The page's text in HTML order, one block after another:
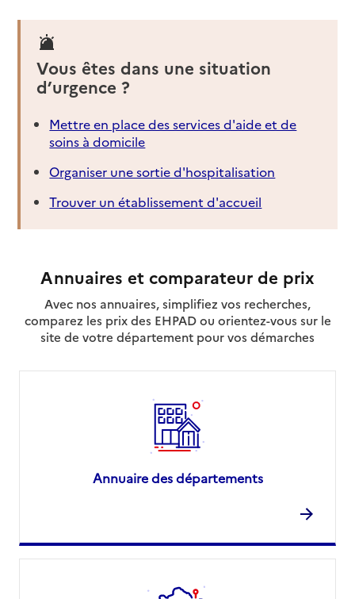
Vous êtes dans une situation
d’urgence ?
Mettre en place des services d'aide et de
soins à domicile
Organiser une sortie d'hospitalisation
Trouver un établissement d'accueil
Annuaires et comparateur de prix
Avec nos annuaires, simplifiez vos recherches,
comparez les prix des EHPAD ou orientez-vous sur le
site de votre département pour vos démarches
Annuaire des départements